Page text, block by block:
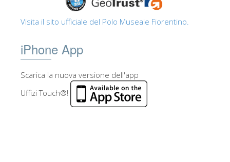
Visita il sito ufficiale del Polo Museale Fiorentino.
iPhone App
Scarica la nuova versione dell'app
Uffizi Touch®!